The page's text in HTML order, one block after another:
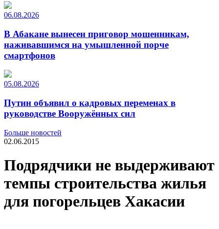
06.08.2026
В Абакане вынесен приговор мошенникам,
наживавшимся на умышленной порче
смартфонов
05.08.2026
Путин объявил о кадровых переменах в
руководстве Вооружённых сил
Больше новостей
02.06.2015
Подрядчики не выдерживают
темпы строительства жилья
для погорельцев Хакасии